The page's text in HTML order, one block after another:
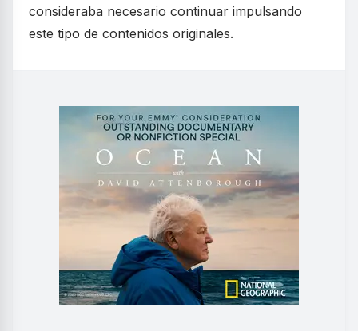
consideraba necesario continuar impulsando
este tipo de contenidos originales.